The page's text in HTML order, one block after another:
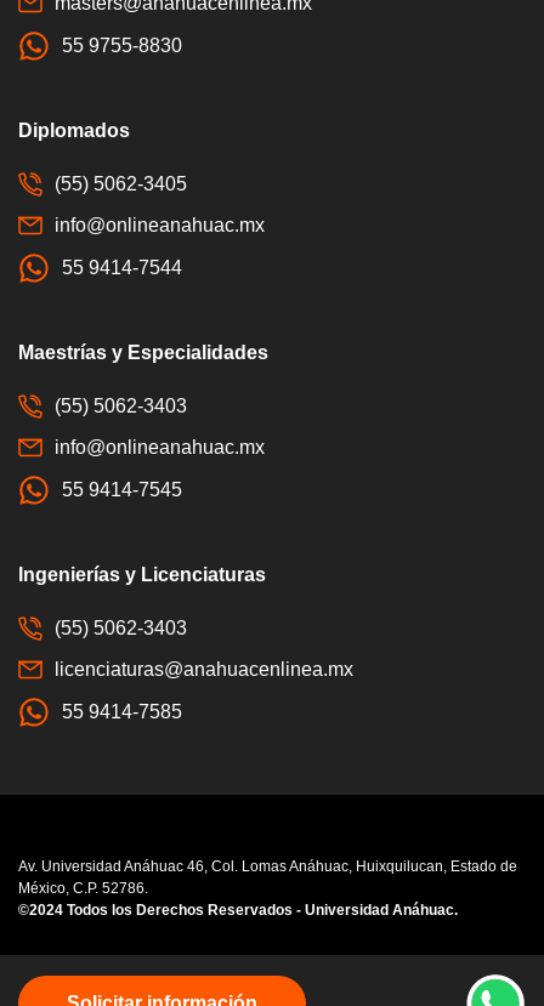
55 9755-8830
Diplomados
(55) 5062-3405
info@onlineanahuac.mx
55 9414-7544
Maestrías y Especialidades
(55) 5062-3403
info@onlineanahuac.mx
55 9414-7545
Ingenierías y Licenciaturas
(55) 5062-3403
licenciaturas@anahuacenlinea.mx
55 9414-7585
Av. Universidad Anáhuac 46, Col. Lomas Anáhuac, Huixquilucan, Estado de
México, C.P. 52786.
©2024 Todos los Derechos Reservados - Universidad Anáhuac.
Consulta nuestroAviso de Privacidad